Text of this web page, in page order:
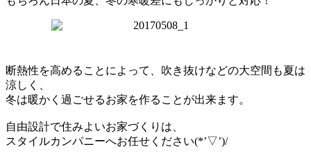
断熱性を高めることによって、吹き抜けなどの大空間も夏は
涼しく、
冬は暖かく過ごせるお家を作ることが出来ます。
自由設計で住みよいお家づくりは、
スタイルカンパニーへお任せください(*’▽’)/